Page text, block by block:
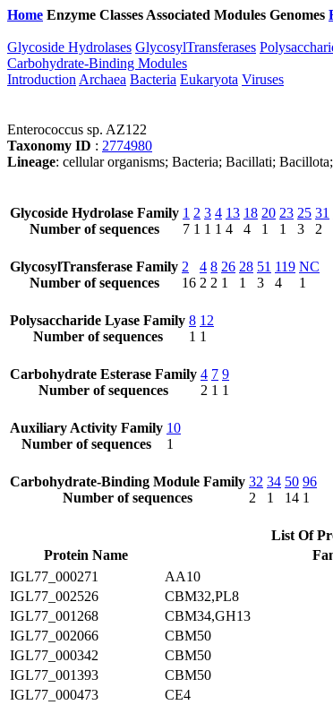
Home Enzyme Classes Associated Modules Genomes
Glycoside Hydrolases GlycosylTransferases
Carbohydrate-Binding Modules
Introduction Archaea Bacteria Eukaryota Viruses
Enterococcus sp. AZ122
Taxonomy ID : 2774980
Lineage: cellular organisms; Bacteria; Bacillati;
Glycoside Hydrolase Family
Number of sequences
1
7
2
1
3
1
4
1
13
4
18
4
20
1
23
1
25
3
31
2
GlycosylTransferase Family
Number of sequences
2
16
4
2
8
2
26
1
28
1
51
3
119
4
NC
1
Polysaccharide Lyase Family
Number of sequences
8
1
12
1
Carbohydrate Esterase Family
Number of sequences
4
2
7
1
9
1
Auxiliary Activity Family
Number of sequences
10
1
Carbohydrate-Binding Module Family
Number of sequences
32
2
34
1
50
14
96
1
List Of
Protein Name
IGL77_000271
AA10
IGL77_002526
CBM32,PL8
IGL77_001268
CBM34,GH13
IGL77_002066
CBM50
IGL77_000342
CBM50
IGL77_001393
CBM50
IGL77_000473
CE4